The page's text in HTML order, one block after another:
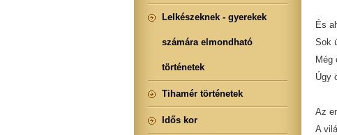
És
Sok
Még
Úgy
Az
A
Lelkészeknek - gyerekek
számára elmondható
történetek
Tihamér történetek
Idős kor